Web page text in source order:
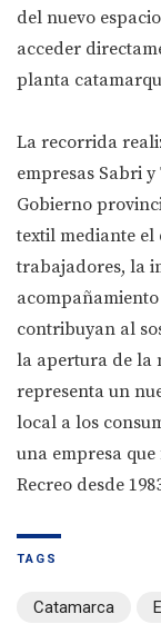
del nuevo
acceder
planta
La recorrida
empresas Sabri
Gobierno
textil mediante el
trabajadores, la
contribuyan al
la apertura de la
representa un
local a los
una empresa
Recreo desde
TAGS
Catamarca